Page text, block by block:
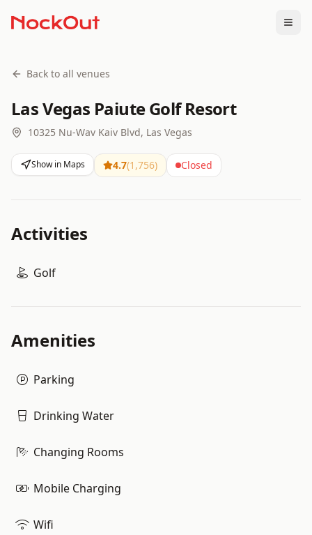
Back to all venues
Las Vegas Paiute Golf Resort
10325 Nu-Wav Kaiv Blvd, Las Vegas
Show in Maps 4.7(1,756) Closed
Activities
Golf
Amenities
Parking
Drinking Water
Changing Rooms
Mobile Charging
Wifi